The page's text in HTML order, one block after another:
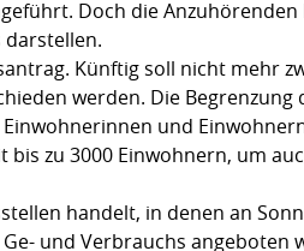
Doch die
darstellen.
Künftig soll nicht mehr
werden. Die Begrenzung
und
zu 3000 Einwohnern, um
handelt, in denen an
und Verbrauchs angeboten